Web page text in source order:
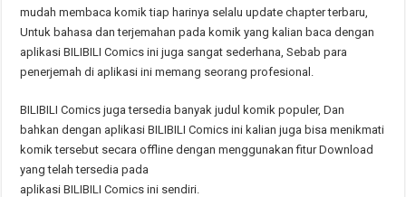
mudah membaca komik tiap harinya selalu update chapter terbaru,
Untuk bahasa dan terjemahan pada komik yang kalian baca dengan
aplikasi BILIBILI Comics ini juga sangat sederhana, Sebab para
penerjemah di aplikasi ini memang seorang profesional.
BILIBILI Comics juga tersedia banyak judul komik populer, Dan
bahkan dengan aplikasi BILIBILI Comics ini kalian juga bisa menikmati
komik tersebut secara offline dengan menggunakan fitur Download
yang telah tersedia pada
aplikasi BILIBILI Comics ini sendiri.